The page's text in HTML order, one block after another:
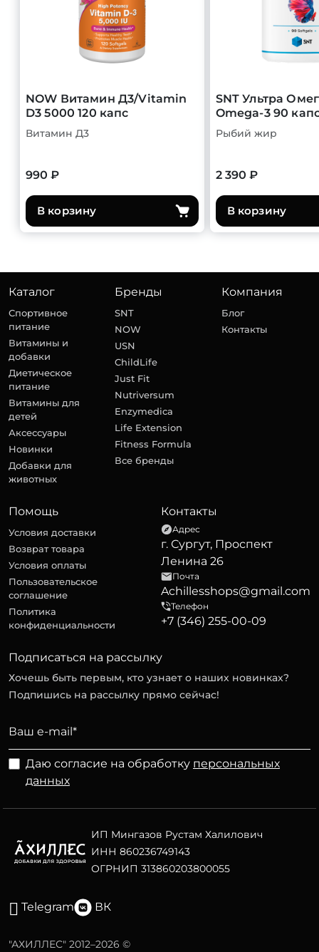
NOW Витамин Д3/Vitamin
D3 5000 120 капс
Витамин Д3
990 ₽
В корзину
SNT Ультра
Omega-3 90
Рыбий жир
2 390 ₽
В корзину
Каталог
Спортивное
питание
Витамины и
добавки
Диетическое
питание
Витамины для
детей
Аксессуары
Новинки
Добавки для
животных
Бренды
SNT
NOW
USN
ChildLife
Just Fit
Nutriversum
Enzymedica
Life Extension
Fitness Formula
Все бренды
Компания
Блог
Контакты
Помощь
Условия доставки
Возврат товара
Условия оплаты
Пользовательское
соглашение
Политика
конфиденциальности
Контакты
Адрес
г. Сургут, Проспект
Ленина 26
Почта
Achillesshops@gmail.com
Телефон
+7 (346) 255-00-09
Подписаться на рассылку
Хочешь быть первым, кто узнает о наших новинках?
Подпишись на рассылку прямо сейчас!
Даю согласие на обработку персональных
данных
ИП Мингазов Рустам Халилович
ИНН 860236749143
ОГРНИП 313860203800055
Telegram ВК
"АХИЛЛЕС" 2012–2026 ©